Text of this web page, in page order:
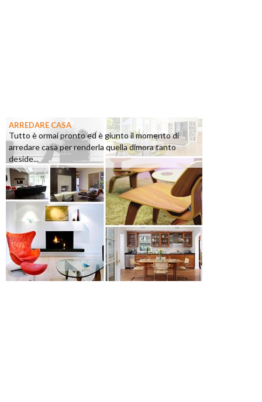
ARREDARE CASA
Tutto è ormai pronto ed è giunto il momento di
arredare casa per renderla quella dimora tanto
deside...